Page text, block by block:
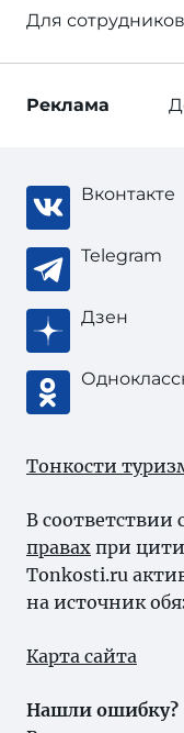
Для сотрудников
Реклама
Вконтакте
Telegram
Дзен
Тонкости
В соответствии
правах при
Tonkosti.ru
на источник
Карта сайта
Нашли ошибку?